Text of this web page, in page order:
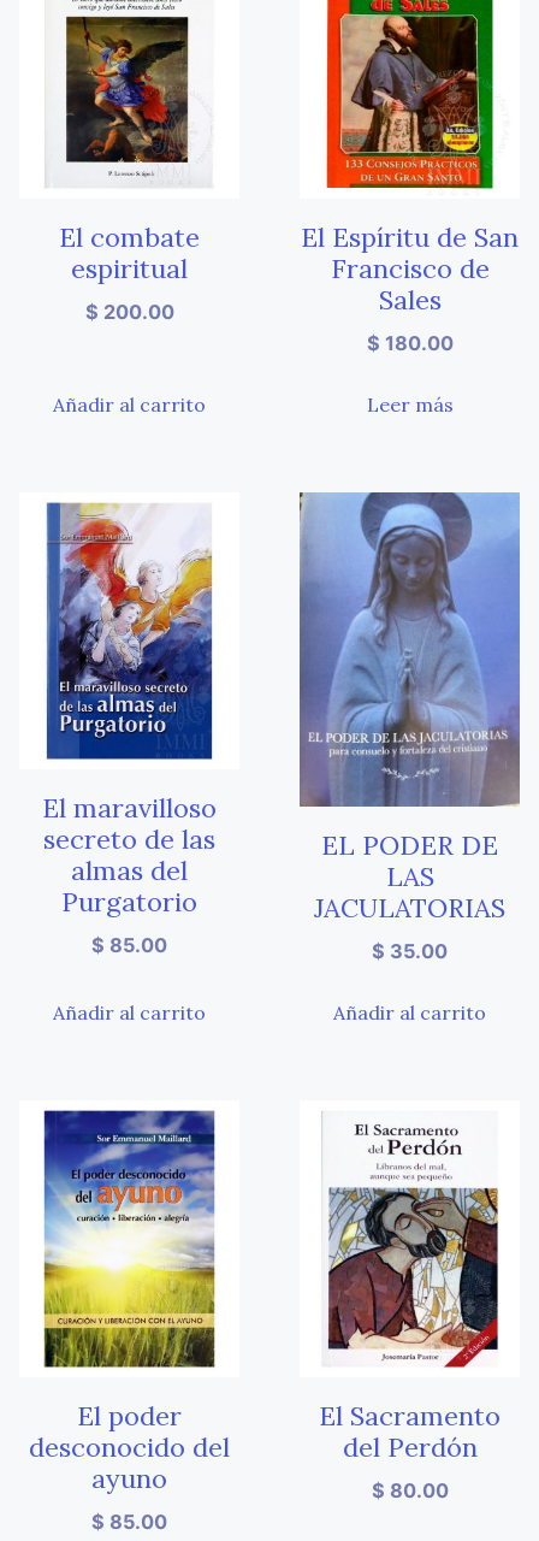
El combate
espiritual
$ 200.00
Añadir al carrito
El Espíritu de San
Francisco de
Sales
$ 180.00
Leer más
El maravilloso
secreto de las
almas del
Purgatorio
$ 85.00
Añadir al carrito
EL PODER DE
LAS
JACULATORIAS
$ 35.00
Añadir al carrito
El poder
desconocido del
ayuno
$ 85.00
El Sacramento
del Perdón
$ 80.00